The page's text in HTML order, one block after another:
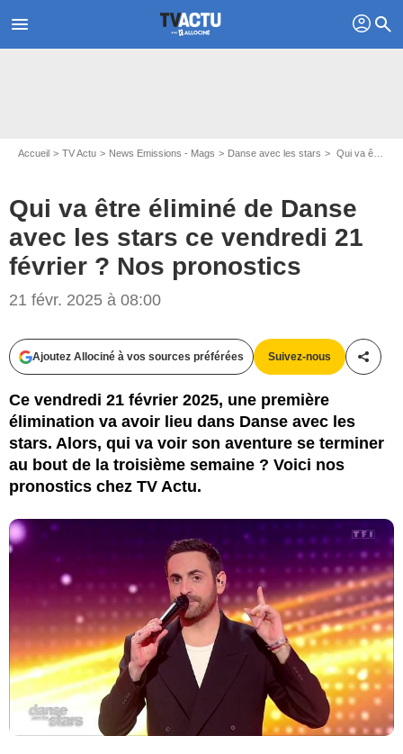
menu profil search
Accueil TV Actu News Emissions - Mags Danse avec les stars Qui va être éliminé de Danse avec les stars ce vendredi 21 février ? Nos pronostics
Qui va être éliminé de Danse
avec les stars ce vendredi 21
février ? Nos pronostics
21 févr. 2025 à 08:00
Ajoutez Allociné à vos sources préférées Suivez-nous
Ce vendredi 21 février 2025, une première
élimination va avoir lieu dans Danse avec les
stars. Alors, qui va voir son aventure se terminer
au bout de la troisième semaine ? Voici nos
pronostics chez TV Actu.